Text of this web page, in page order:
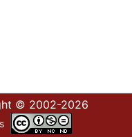
© 2002-2026